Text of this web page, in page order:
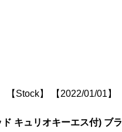
【Stock】
【2022/01/01】
キュリオキーエス付) ブラ